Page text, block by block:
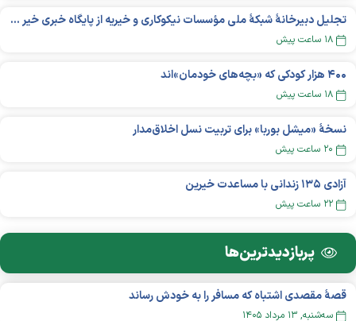
تجلیل دبیرخانۀ شبکۀ ملی مؤسسات نیکوکاری و خیریه از پایگاه خبری خیر ایران
۱۸ ساعت پیش
۴۰۰ هزار کودکی که «بچه‌های خودمان»‌اند
۱۸ ساعت پیش
نسخهٔ «میشل بوربا» برای تربیت نسل اخلاق‌مدار
۲۰ ساعت پیش
آزادی ۱۳۵ زندانی با مساعدت خیرین
۲۲ ساعت پیش
پربازدید‌ترین‌ها
قصهٔ مقصدی اشتباه که مسافر را به خودش رساند
سه‌شنبه, ۱۳ مرداد ۱۴۰۵